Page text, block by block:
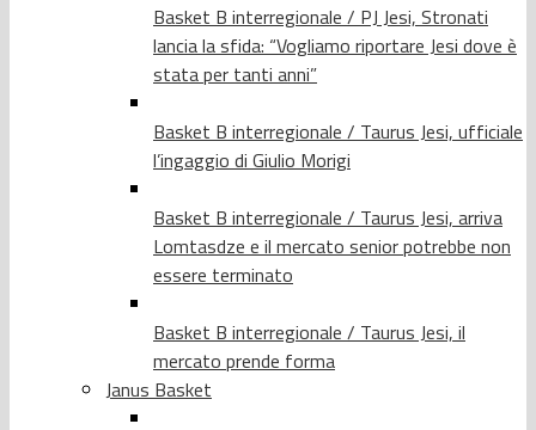
Basket B interregionale / PJ Jesi, Stronati
lancia la sfida: “Vogliamo riportare Jesi dove è
stata per tanti anni”
Basket B interregionale / Taurus Jesi, ufficiale
l’ingaggio di Giulio Morigi
Basket B interregionale / Taurus Jesi, arriva
Lomtasdze e il mercato senior potrebbe non
essere terminato
Basket B interregionale / Taurus Jesi, il
mercato prende forma
Janus Basket